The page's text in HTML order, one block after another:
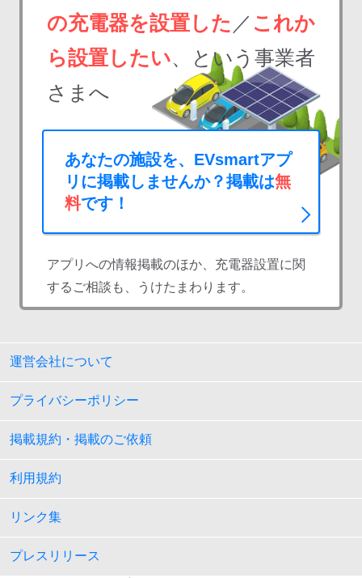
の充電器を設置した ／ これか
ら設置したい、という事業者
さまへ
あなたの施設を、EVsmartアプ
リに掲載しませんか？掲載は無
料です！
アプリへの情報掲載のほか、充電器設置に関
するご相談も、うけたまわります。
運営会社について
プライバシーポリシー
掲載規約・掲載のご依頼
利用規約
リンク集
プレスリリース